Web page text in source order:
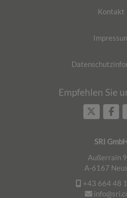
Kontakt
Empfehlen Sie
SRI
Außerrain
A-6167
+43 664 48